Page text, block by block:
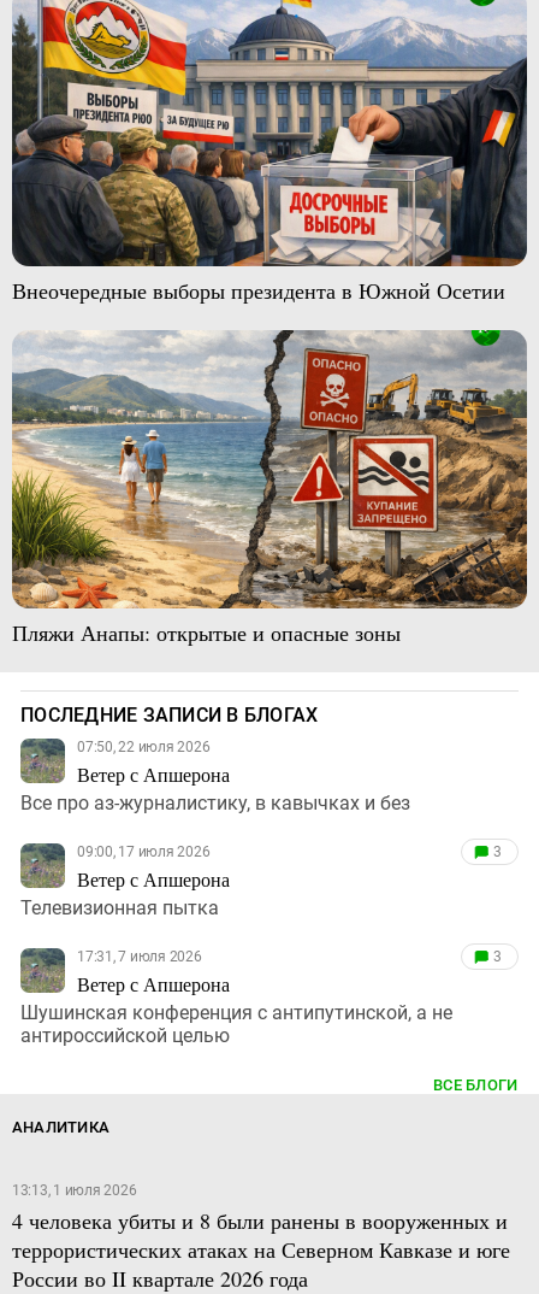
Внеочередные выборы президента в Южной Осетии
Пляжи Анапы: открытые и опасные зоны
ПОСЛЕДНИЕ ЗАПИСИ В БЛОГАХ
07:50, 22 июля 2026
Ветер с Апшерона
Все про аз-журналистику, в кавычках и без
09:00, 17 июля 2026
Ветер с Апшерона
3
Телевизионная пытка
17:31, 7 июля 2026
Ветер с Апшерона
3
Шушинская конференция с антипутинской, а не
антироссийской целью
ВСЕ БЛОГИ
АНАЛИТИКА
13:13, 1 июля 2026
4 человека убиты и 8 были ранены в вооруженных и
террористических атаках на Северном Кавказе и юге
России во II квартале 2026 года